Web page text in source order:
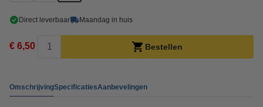
Direct leverbaar Maandag in huis
€ 6,50 Bestellen
OmschrijvingSpecificatiesAanbevelingen